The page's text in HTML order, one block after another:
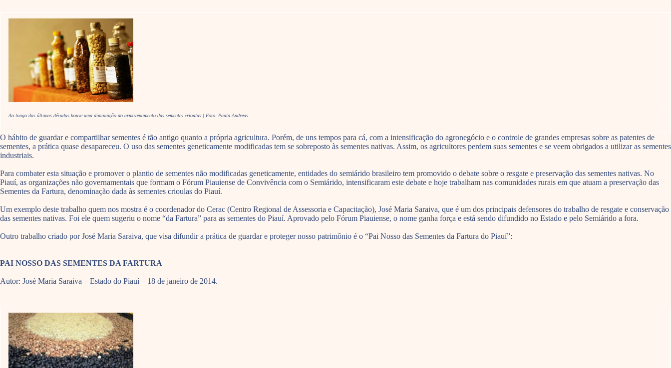
Ao longo das últimas décadas houve uma diminuição do armazenamento das sementes crioulas | Foto: Paula Andreas
O hábito de guardar e compartilhar sementes é tão antigo quanto a própria agricultura. Porém, de uns tempos para cá, com a intensificação do agronegócio e o controle de grandes empresas sobre as patentes de
sementes, a prática quase desapareceu. O uso das sementes geneticamente modificadas tem se sobreposto às sementes nativas. Assim, os agricultores perdem suas sementes e se veem obrigados a utilizar as sementes
industriais.
Para combater esta situação e promover o plantio de sementes não modificadas geneticamente, entidades do semiárido brasileiro tem promovido o debate sobre o resgate e preservação das sementes nativas. No
Piauí, as organizações não governamentais que formam o Fórum Piauiense de Convivência com o Semiárido, intensificaram este debate e hoje trabalham nas comunidades rurais em que atuam a preservação das
Sementes da Fartura, denominação dada às sementes crioulas do Piauí.
Um exemplo deste trabalho quem nos mostra é o coordenador do Cerac (Centro Regional de Assessoria e Capacitação), José Maria Saraiva, que é um dos principais defensores do trabalho de resgate e conservação
das sementes nativas. Foi ele quem sugeriu o nome “da Fartura” para as sementes do Piauí. Aprovado pelo Fórum Piauiense, o nome ganha força e está sendo difundido no Estado e pelo Semiárido a fora.
Outro trabalho criado por José Maria Saraiva, que visa difundir a prática de guardar e proteger nosso patrimônio é o “Pai Nosso das Sementes da Fartura do Piauí”:
PAI NOSSO DAS SEMENTES DA FARTURA
Autor: José Maria Saraiva – Estado do Piauí – 18 de janeiro de 2014.